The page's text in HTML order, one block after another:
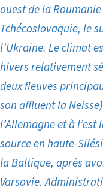
ouest de la
Tchécoslovaquie, le
l’Ukraine. Le climat
hivers relativement
deux fleuves
son affluent la
l’Allemagne et à
source en haute-
la Baltique, après
Varsovie.